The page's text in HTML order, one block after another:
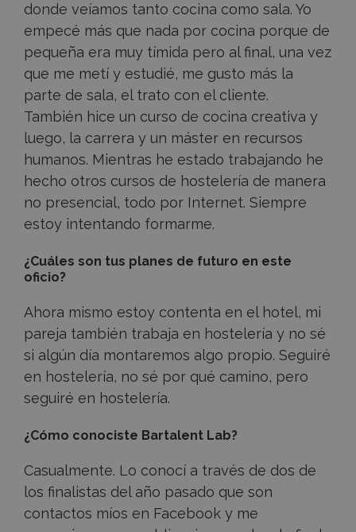
donde veíamos tanto cocina como sala. Yo
empecé más que nada por cocina porque de
pequeña era muy tímida pero al final, una vez
que me metí y estudié, me gusto más la
parte de sala, el trato con el cliente.
También hice un curso de cocina creativa y
luego, la carrera y un máster en recursos
humanos. Mientras he estado trabajando he
hecho otros cursos de hostelería de manera
no presencial, todo por Internet. Siempre
estoy intentando formarme.
¿Cuáles son tus planes de futuro en este
oficio?
Ahora mismo estoy contenta en el hotel, mi
pareja también trabaja en hostelería y no sé
si algún día montaremos algo propio. Seguiré
en hostelería, no sé por qué camino, pero
seguiré en hostelería.
¿Cómo conociste Bartalent Lab?
Casualmente. Lo conocí a través de dos de
los finalistas del año pasado que son
contactos míos en Facebook y me